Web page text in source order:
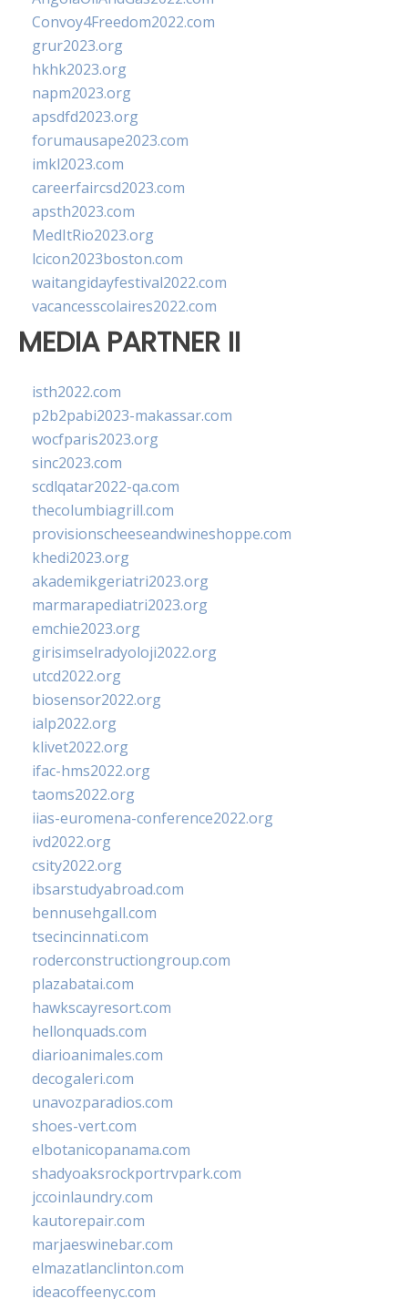
Convoy4Freedom2022.com
grur2023.org
hkhk2023.org
napm2023.org
apsdfd2023.org
forumausape2023.com
imkl2023.com
careerfaircsd2023.com
apsth2023.com
MedItRio2023.org
lcicon2023boston.com
waitangidayfestival2022.com
vacancesscolaires2022.com
MEDIA PARTNER II
isth2022.com
p2b2pabi2023-makassar.com
wocfparis2023.org
sinc2023.com
scdlqatar2022-qa.com
thecolumbiagrill.com
provisionscheeseandwineshoppe.com
khedi2023.org
akademikgeriatri2023.org
marmarapediatri2023.org
emchie2023.org
girisimselradyoloji2022.org
utcd2022.org
biosensor2022.org
ialp2022.org
klivet2022.org
ifac-hms2022.org
taoms2022.org
iias-euromena-conference2022.org
ivd2022.org
csity2022.org
ibsarstudyabroad.com
bennusehgall.com
tsecincinnati.com
roderconstructiongroup.com
plazabatai.com
hawkscayresort.com
hellonquads.com
diarioanimales.com
decogaleri.com
unavozparadios.com
shoes-vert.com
elbotanicopanama.com
shadyoaksrockportrvpark.com
jccoinlaundry.com
kautorepair.com
marjaeswinebar.com
elmazatlanclinton.com
ideacoffeenyc.com